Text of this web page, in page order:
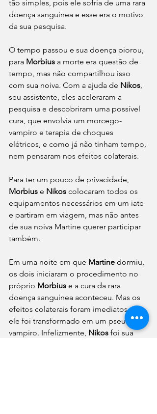
tão simples, pois ele sofria de uma rara
doença sanguínea e esse era o motivo
da sua pesquisa.
O tempo passou e sua doença piorou,
para Morbius a morte era questão de
tempo, mas não compartilhou isso
com sua noiva. Com a ajuda de Nikos
seu assistente, eles aceleraram a
pesquisa e descobriram uma possível
cura, que envolvia um morcego-
vampiro e terapia de choques
elétricos, e como já não tinham tempo,
nem pensaram nos efeitos colaterais.
Para ter um pouco de privacidade,
Morbius e Nikos colocaram todos os
equipamentos necessários em um iate
e partiram em viagem, mas não antes
de sua noiva Martine querer participar
também.
Em uma noite em que Martine dormiu,
os dois iniciaram o procedimento no
próprio Morbius e a cura da rara
doença sanguínea aconteceu. Mas os
efeitos colaterais foram imediatos e
ele foi transformado em um pseudo-
vampiro. Infelizmente, Nikos foi sua